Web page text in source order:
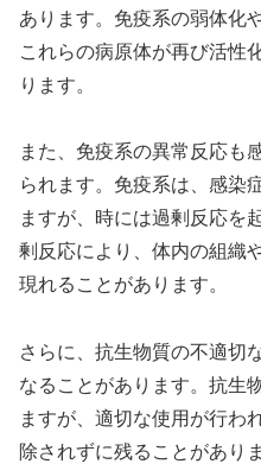
あります。免疫系の弱体化
これらの病原体が再び活性
ります。
また、免疫系の異常反応も
られます。免疫系は、感染
ますが、時には過剰反応を
剰反応により、体内の組織
現れることがあります。
さらに、抗生物質の不適切
なることがあります。抗生
ますが、適切な使用が行わ
除されずに残ることがあり